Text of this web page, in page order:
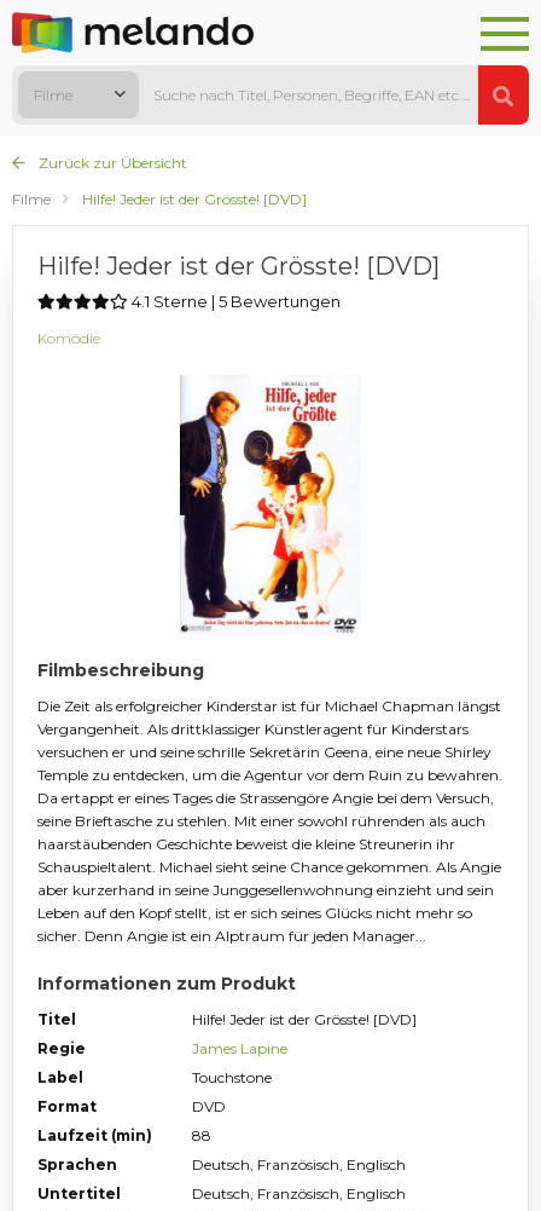
Filme
Zurück zur Übersicht
Filme
Hilfe! Jeder ist der Grösste! [DVD]
Hilfe! Jeder ist der Grösste! [DVD]
4.1 Sterne | 5 Bewertungen
Komödie
Filmbeschreibung
Die Zeit als erfolgreicher Kinderstar ist für Michael Chapman längst
Vergangenheit. Als drittklassiger Künstleragent für Kinderstars
versuchen er und seine schrille Sekretärin Geena, eine neue Shirley
Temple zu entdecken, um die Agentur vor dem Ruin zu bewahren.
Da ertappt er eines Tages die Strassengöre Angie bei dem Versuch,
seine Brieftasche zu stehlen. Mit einer sowohl rührenden als auch
haarstäubenden Geschichte beweist die kleine Streunerin ihr
Schauspieltalent. Michael sieht seine Chance gekommen. Als Angie
aber kurzerhand in seine Junggesellenwohnung einzieht und sein
Leben auf den Kopf stellt, ist er sich seines Glücks nicht mehr so
sicher. Denn Angie ist ein Alptraum für jeden Manager...
Informationen zum Produkt
Titel
Hilfe! Jeder ist der Grösste! [DVD]
Regie
James Lapine
Label
Touchstone
Format
DVD
Laufzeit (min)
88
Sprachen
Deutsch, Französisch, Englisch
Untertitel
Deutsch, Französisch, Englisch